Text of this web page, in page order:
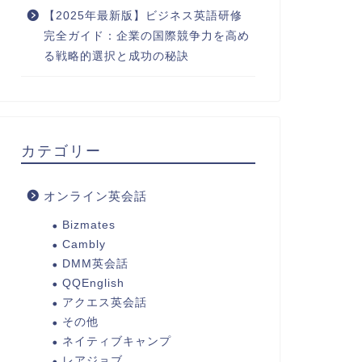
【2025年最新版】ビジネス英語研修
完全ガイド：企業の国際競争力を高め
る戦略的選択と成功の秘訣
カテゴリー
オンライン英会話
Bizmates
Cambly
DMM英会話
QQEnglish
アクエス英会話
その他
ネイティブキャンプ